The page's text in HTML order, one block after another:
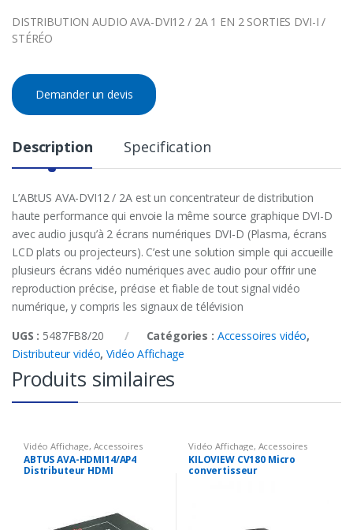
DISTRIBUTION AUDIO AVA-DVI12 / 2A 1 EN 2 SORTIES DVI-I /
STÉRÉO
Demander un devis
Description Specification
L’ABtUS AVA-DVI12 / 2A est un concentrateur de distribution
haute performance qui envoie la même source graphique DVI-D
avec audio jusqu’à 2 écrans numériques DVI-D (Plasma, écrans
LCD plats ou projecteurs). C’est une solution simple qui accueille
plusieurs écrans vidéo numériques avec audio pour offrir une
reproduction précise, précise et fiable de tout signal vidéo
numérique, y compris les signaux de télévision
UGS : 5487FB8/20 Catégories : Accessoires vidéo,
Distributeur vidéo,Vidéo Affichage
Produits similaires
Vidéo Affichage, Accessoires
vidéo,Distributeur vidéo
ABTUS AVA-HDMI14/AP4
Distributeur HDMI
Vidéo Affichage, Accessoires
vidéo,Convertisseur vidéo
KILOVIEW CV180 Micro
convertisseur